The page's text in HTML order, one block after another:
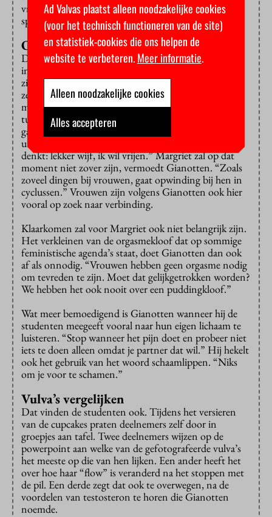
vrouwtjesapen overal met evenveel plezier mee te
spelen.
Orgasmekloof
De verschillen die Gianotten benadrukt, werken door
in het seksleven van mensen, legt hij uit. “Proactieve
zin [in seks, red.] hebben vrouwen niet zo vaak, tenzij
ze op een bepaald moment in hun cyclus zitten en
meer testosteron hebben.” Hij schetst een scenario
tussen denkbeeldig koppel Wim en Margriet. “Wim
gaat na het eten met z’n treintjes spelen, komt om elf
uur ’s avonds in zijn slaapkamer, ziet zijn vrouw en
denkt: lekker wijf, ik wil vrijen.” Margriet zal op dat
moment niet zover zijn, vermoedt Gianotten. “Zoals
zoveel dingen bij vrouwen, gaat opwinding bij hen in
cyclussen.” Vrouwen zijn volgens Gianotten ook hier
vooral op zoek naar verbinding.
Klaarkomen zal voor Margriet ook niet belangrijk zijn.
Het verkleinen van de orgasmekloof dat op sommige
feministische agenda’s staat, doet Gianotten dan ook
af als onnodig. “Vrouwen hebben geen orgasme nodig
om tevreden te zijn. Moet dat gelijkgetrokken worden?
We hebben het ook nooit over een puddingkloof.”
Wat meer bemoedigend is Gianotten wanneer hij de
studenten meegeeft vooral naar hun eigen lichaam te
luisteren. “Stop wanneer het pijn doet en probeer niet
iets te doen alleen omdat je partner dat wil.” Hij hekelt
ook het gebruik van het woord schaamlippen. “Niks
om je voor te schamen.”
Vulva’s vergelijken
Dat vinden de studenten ook. Tijdens het versieren
van de cupcakes praten deelnemers zelf door in
groepjes aan tafel. Twee deelnemers wijzen op de
powerpoint aan welke van de gefotografeerde vulva’s
het meeste op die van hen lijken. Een ander heeft het
over hoe haar “flow” is veranderd na het stoppen met
de pil. Een derde zegt dat ook te overwegen, na de
voordelen van testosteron te horen die Gianotten
noemde.
Ad Valvas plaatst alleen noodzakelijke cookies
(voor het technisch functioneren van de site)
en statistiek-cookies die ons helpen de
website te verbeteren.Meer informatie.
Alleen noodzakelijke cookies
Alles accepteren